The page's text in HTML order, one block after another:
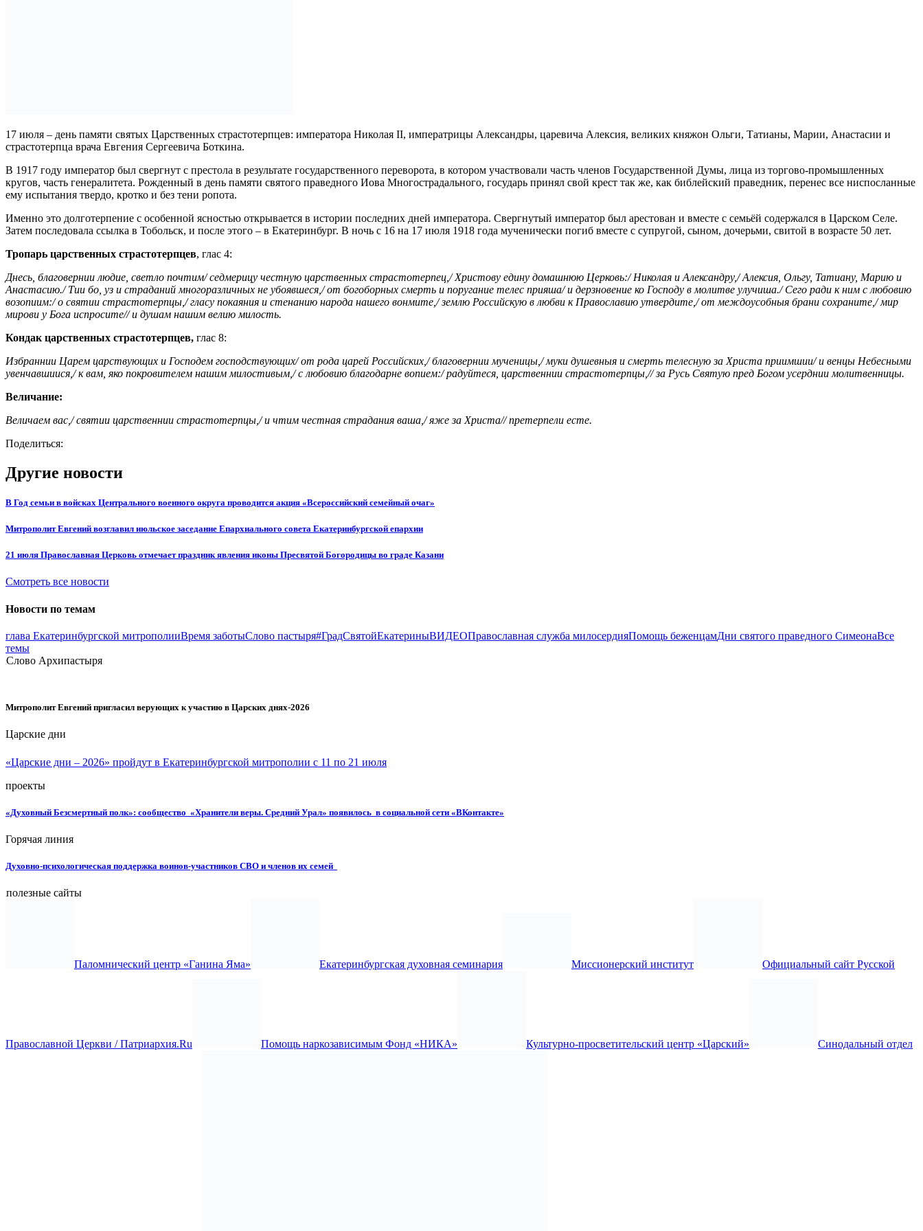
17 июля – день памяти святых Царственных страстотерпцев: императора Николая II, императрицы Александры, царевича Алексия, великих княжон Ольги, Татианы, Марии, Анастасии и
страстотерпца врача Евгения Сергеевича Боткина.
В 1917 году император был свергнут с престола в результате государственного переворота, в котором участвовали часть членов Государственной Думы, лица из торгово-промышленных
кругов, часть генералитета. Рожденный в день памяти святого праведного Иова Многострадального, государь принял свой крест так же, как библейский праведник, перенес все ниспосланные
ему испытания твердо, кротко и без тени ропота.
Именно это долготерпение с особенной ясностью открывается в истории последних дней императора. Свергнутый император был арестован и вместе с семьёй содержался в Царском Селе.
Затем последовала ссылка в Тобольск, и после этого – в Екатеринбург. В ночь с 16 на 17 июля 1918 года мученически погиб вместе с супругой, сыном, дочерьми, свитой в возрасте 50 лет.
Тропарь царственных страстотерпцев, глас 4:
Днесь, благовернии людие, светло почтим/ седмерицу честную царственных страстотерпец,/ Христову едину домашнюю Церковь:/ Николая и Александру,/ Алексия, Ольгу, Татиану, Марию и
Анастасию./ Тии бо, уз и страданий многоразличных не убоявшеся,/ от богоборных смерть и поругание телес прияша/ и дерзновение ко Господу в молитве улучиша./ Сего ради к ним с любовию
возопиим:/ о святии страстотерпцы,/ гласу покаяния и стенанию народа нашего вонмите,/ землю Российскую в любви к Православию утвердите,/ от междоусобныя брани сохраните,/ мир
мирови у Бога испросите// и душам нашим велию милость.
Кондак царственных страстотерпцев, глас 8:
Избраннии Царем царствующих и Господем господствующих/ от рода царей Российских,/ благовернии мученицы,/ муки душевныя и смерть телесную за Христа приимшии/ и венцы Небесными
увенчавшиися,/ к вам, яко покровителем нашим милостивым,/ с любовию благодарне вопием:/ радуйтеся, царственнии страстотерпцы,// за Русь Святую пред Богом усерднии молитвенницы.
Величание:
Величаем вас,/ святии царственнии страстотерпцы,/ и чтим честная страдания ваша,/ яже за Христа// претерпели есте.
Поделиться:
Другие новости
В Год семьи в войсках Центрального военного округа проводится акция «Всероссийский семейный очаг»
Митрополит Евгений возглавил июльское заседание Епархиального совета Екатеринбургской епархии
21 июля Православная Церковь отмечает праздник явления иконы Пресвятой Богородицы во граде Казани
Смотреть все новости
Новости по темам
глава Екатеринбургской митрополииВремя заботыСлово пастыря#ГрадСвятойЕкатериныВИДЕОПравославная служба милосердияПомощь беженцамДни святого праведного СимеонаВсе
темы
Слово Архипастыря
Митрополит Евгений пригласил верующих к участию в Царских днях-2026
Царские дни
«Царские дни – 2026» пройдут в Екатеринбургской митрополии с 11 по 21 июля
проекты
«Духовный Безсмертный полк»: сообщество «Хранители веры. Средний Урал» появилось в социальной сети «ВКонтакте»
Горячая линия
Духовно-психологическая поддержка воинов-участников СВО и членов их семей
полезные сайты
Паломнический центр «Ганина Яма» Екатеринбургская духовная семинария Миссионерский институт Официальный сайт Русской
Православной Церкви / Патриархия.Ru Помощь наркозависимым Фонд «НИКА» Культурно-просветительский центр «Царский» Синодальный отдел